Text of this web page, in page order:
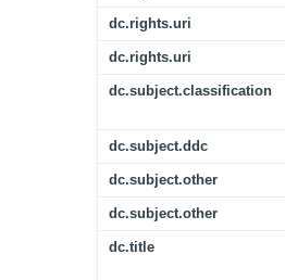
dc.rights.uri
dc.rights.uri
dc.subject.classification
dc.subject.ddc
dc.subject.other
dc.subject.other
dc.title